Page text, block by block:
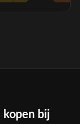
kopen bij